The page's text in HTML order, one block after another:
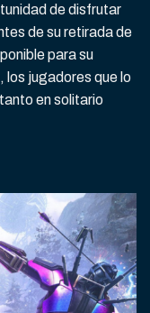
de disfrutar
de su retirada de
para su
los jugadores que lo
en solitario